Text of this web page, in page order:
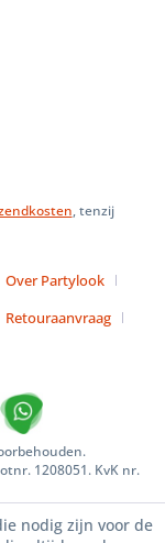
, tenzij
Over Partylook
Retouraanvraag
1208051. KvK nr.
nodig zijn voor de